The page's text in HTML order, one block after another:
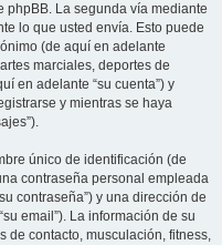
phpBB. La segunda vía mediante
lo que usted envía. Esto puede
(de aquí en adelante
marciales, deportes de
en adelante “su cuenta”) y
y mientras se haya
único de identificación (de
contraseña personal empleada
contraseña”) y una dirección de
email”). La información de su
de contacto, musculación, fitness,